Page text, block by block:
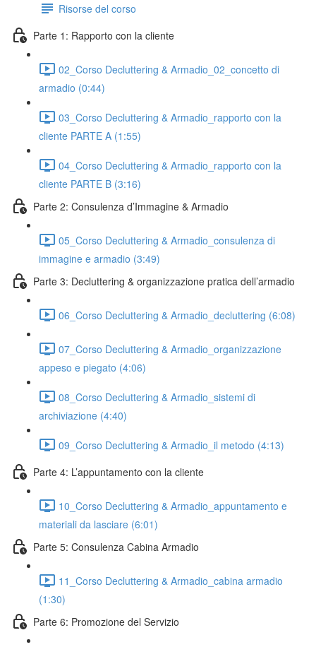
Risorse del corso
Parte 1: Rapporto con la cliente
02_Corso Decluttering & Armadio_02_concetto di
armadio (0:44)
03_Corso Decluttering & Armadio_rapporto con la
cliente PARTE A (1:55)
04_Corso Decluttering & Armadio_rapporto con la
cliente PARTE B (3:16)
Parte 2: Consulenza d’Immagine & Armadio
05_Corso Decluttering & Armadio_consulenza di
immagine e armadio (3:49)
Parte 3: Decluttering & organizzazione pratica dell’armadio
06_Corso Decluttering & Armadio_decluttering (6:08)
07_Corso Decluttering & Armadio_organizzazione
appeso e piegato (4:06)
08_Corso Decluttering & Armadio_sistemi di
archiviazione (4:40)
09_Corso Decluttering & Armadio_il metodo (4:13)
Parte 4: L’appuntamento con la cliente
10_Corso Decluttering & Armadio_appuntamento e
materiali da lasciare (6:01)
Parte 5: Consulenza Cabina Armadio
11_Corso Decluttering & Armadio_cabina armadio
(1:30)
Parte 6: Promozione del Servizio